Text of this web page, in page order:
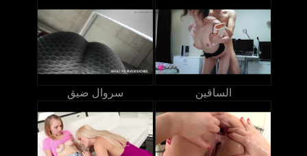
سروال ضيق الساقين